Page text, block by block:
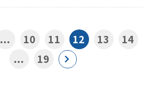
... 10 11 12 13
14
...
19